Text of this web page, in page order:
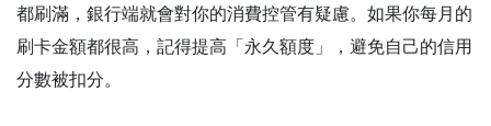
都刷滿，銀行端就會對你的消費控管有疑慮。如果你每月的
刷卡金額都很高，記得提高「永久額度」，避免自己的信用
分數被扣分。